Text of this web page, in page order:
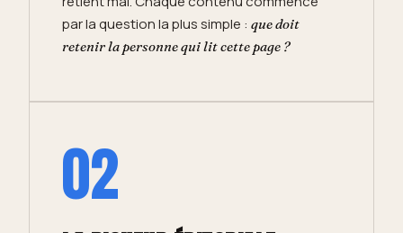
par la question la plus simple : que doit
retenir la personne qui lit cette page ?
02